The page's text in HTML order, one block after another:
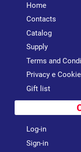
Home
Contacts
Catalog
Supply
Terms and
Privacy e
Gift list
Log-in
Sign-in